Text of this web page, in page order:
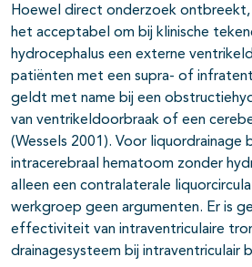
Hoewel direct onderzoek
het acceptabel om bij klinische
hydrocephalus een externe
patiënten met een supra- of
geldt met name bij een
van ventrikeldoorbraak of een
(Wessels 2001). Voor liquordrainage
intracerebraal hematoom zonder
alleen een contralaterale
werkgroep geen argumenten. Er is
effectiviteit van intraventriculaire
drainagesysteem bij intraventriculair